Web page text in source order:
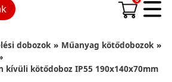
dobozok
Műanyag kötődobozok
kívüli kötődoboz IP55 190x140x70mm